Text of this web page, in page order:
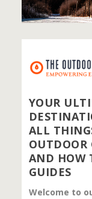
YOUR
ALL
OUTDOOR
AND HOW
GUIDES
Welcome to